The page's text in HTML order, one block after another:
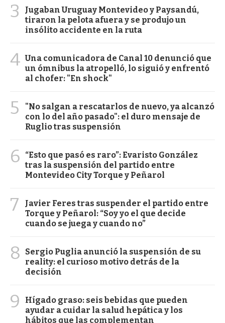
3
Jugaban Uruguay Montevideo y Paysandú,
tiraron la pelota afuera y se produjo un
insólito accidente en la ruta
4 Una comunicadora de Canal 10 denunció que
un ómnibus la atropelló, lo siguió y enfrentó
al chofer: "En shock"
5
"No salgan a rescatarlos de nuevo, ya alcanzó
con lo del año pasado": el duro mensaje de
Ruglio tras suspensión
6
“Esto que pasó es raro”: Evaristo González
tras la suspensión del partido entre
Montevideo City Torque y Peñarol
7
Javier Feres tras suspender el partido entre
Torque y Peñarol: “Soy yo el que decide
cuando se juega y cuando no”
8
Sergio Puglia anunció la suspensión de su
reality: el curioso motivo detrás de la
decisión
9
Hígado graso: seis bebidas que pueden
ayudar a cuidar la salud hepática y los
hábitos que las complementan